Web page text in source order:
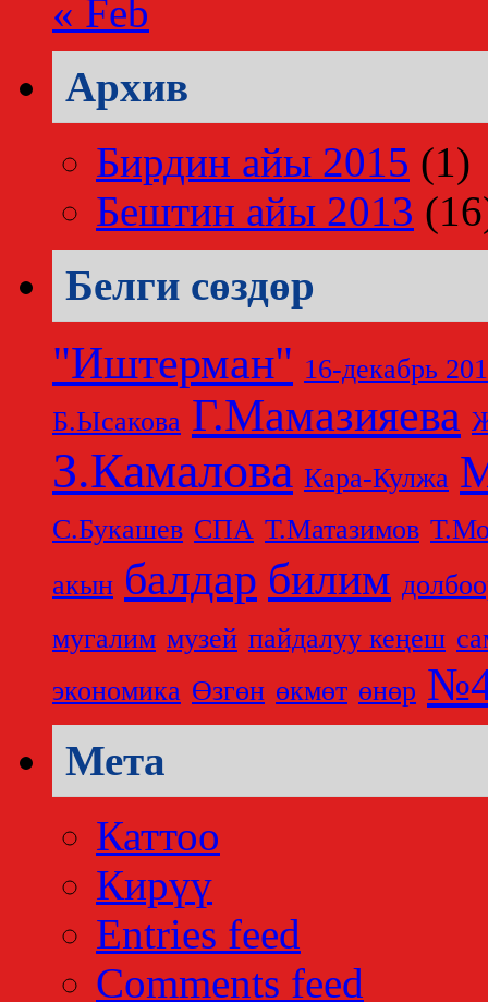
« Feb
Архив
Бирдин айы 2015 (1)
Бештин айы 2013
Белги сөздөр
"Иштерман" 16-декабрь
Б.Ысакова Г.Мамазияева
З.Камалова Кара-Кулжа
С.Букашев СПА Т.Матазимов
акын балдар билим
мугалим музей пайдалуу кеңеш
экономика Өзгөн өкмөт өнөр
Мета
Каттоо
Кирүү
Entries feed
Comments feed